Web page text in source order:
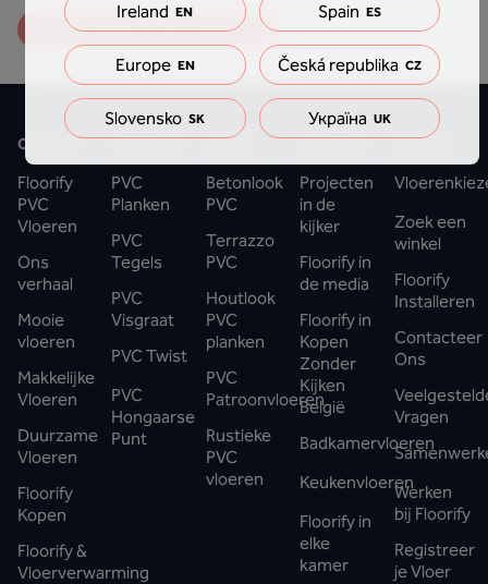
Bekijk alle veelgestelde vragen
Over ons
Floorify
PVC
Vloeren
Ons
verhaal
Mooie
vloeren
Makkelijke
Vloeren
Duurzame
Vloeren
Floorify
Kopen
Floorify &
Vloerverwarming
Collecties
PVC
Planken
PVC
Tegels
PVC
Visgraat
PVC Twist
PVC
Hongaarse
Punt
Stijlen
Betonlook
PVC
Terrazzo
PVC
Houtlook
PVC
planken
PVC
Patroonvloeren
Rustieke
PVC
vloeren
Inspiratie
Projecten
in de
kijker
Floorify in
de media
Floorify in
Kopen
Zonder
Kijken
België
Badkamervloeren
Keukenvloeren
Floorify in
elke
kamer
Support
Zoek een
winkel
Floorify
Installeren
Contacteer
Ons
Vragen
Werken
bij Floorify
Registreer
je Vloer
Ireland EN Spain ES
Europe EN Česká republika CZ
Slovensko SK Україна UK